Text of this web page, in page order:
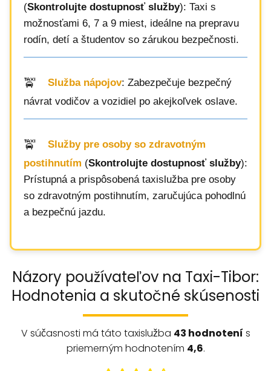
(Skontrolujte dostupnosť služby): Taxi s
možnosťami 6, 7 a 9 miest, ideálne na prepravu
rodín, detí a študentov so zárukou bezpečnosti.
Služba nápojov: Zabezpečuje bezpečný
návrat vodičov a vozidiel po akejkoľvek oslave.
Služby pre osoby so zdravotným
postihnutím (Skontrolujte dostupnosť služby):
Prístupná a prispôsobená taxislužba pre osoby
so zdravotným postihnutím, zaručujúca pohodlnú
a bezpečnú jazdu.
Názory používateľov na Taxi-Tibor:
Hodnotenia a skutočné skúsenosti
V súčasnosti má táto taxislužba 43 hodnotení s
priemerným hodnotením 4,6.